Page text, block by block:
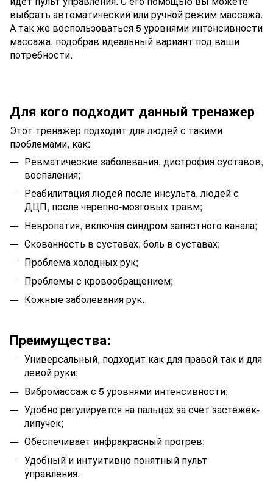
выбрать автоматический или ручной режим массажа.
А так же воспользоваться 5 уровнями интенсивности
массажа, подобрав идеальный вариант под ваши
потребности.
Для кого подходит данный тренажер
Этот тренажер подходит для людей с такими
проблемами, как:
Ревматические заболевания, дистрофия суставов,
воспаления;
Реабилитация людей после инсульта, людей с
ДЦП, после черепно-мозговых травм;
Невропатия, включая синдром запястного канала;
Скованность в суставах, боль в суставах;
Проблема холодных рук;
Проблемы с кровообращением;
Кожные заболевания рук.
Преимущества:
Универсальный, подходит как для правой так и для
левой руки;
Вибромассаж с 5 уровнями интенсивности;
Удобно регулируется на пальцах за счет застежек-
липучек;
Обеспечивает инфракрасный прогрев;
Удобный и интуитивно понятный пульт
управления.